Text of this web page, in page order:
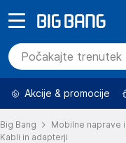
Akcije & promocije
Big Bang Mobilne naprave
Kabli in adapterji